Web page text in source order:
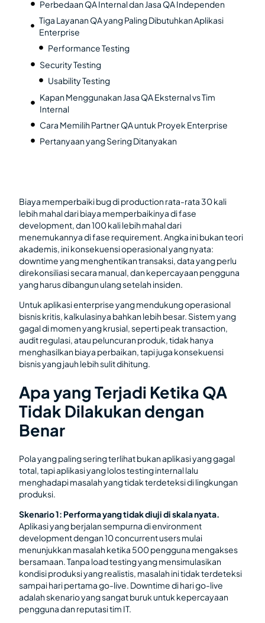
Perbedaan QA Internal dan Jasa QA Independen
Tiga Layanan QA yang Paling Dibutuhkan Aplikasi
Enterprise
Performance Testing
Security Testing
Usability Testing
Kapan Menggunakan Jasa QA Eksternal vs Tim
Internal
Cara Memilih Partner QA untuk Proyek Enterprise
Pertanyaan yang Sering Ditanyakan
Biaya memperbaiki bug di production rata-rata 30 kali
lebih mahal dari biaya memperbaikinya di fase
development, dan 100 kali lebih mahal dari
menemukannya di fase requirement. Angka ini bukan teori
akademis, ini konsekuensi operasional yang nyata:
downtime yang menghentikan transaksi, data yang perlu
direkonsiliasi secara manual, dan kepercayaan pengguna
yang harus dibangun ulang setelah insiden.
Untuk aplikasi enterprise yang mendukung operasional
bisnis kritis, kalkulasinya bahkan lebih besar. Sistem yang
gagal di momen yang krusial, seperti peak transaction,
audit regulasi, atau peluncuran produk, tidak hanya
menghasilkan biaya perbaikan, tapi juga konsekuensi
bisnis yang jauh lebih sulit dihitung.
Apa yang Terjadi Ketika QA
Tidak Dilakukan dengan
Benar
Pola yang paling sering terlihat bukan aplikasi yang gagal
total, tapi aplikasi yang lolos testing internal lalu
menghadapi masalah yang tidak terdeteksi di lingkungan
produksi.
Skenario 1: Performa yang tidak diuji di skala nyata.
Aplikasi yang berjalan sempurna di environment
development dengan 10 concurrent users mulai
menunjukkan masalah ketika 500 pengguna mengakses
bersamaan. Tanpa load testing yang mensimulasikan
kondisi produksi yang realistis, masalah ini tidak terdeteksi
sampai hari pertama go-live. Downtime di hari go-live
adalah skenario yang sangat buruk untuk kepercayaan
pengguna dan reputasi tim IT.